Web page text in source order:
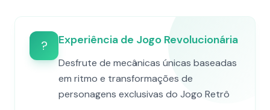
? Experiência de Jogo Revolucionária
Desfrute de mecânicas únicas baseadas
em ritmo e transformações de
personagens exclusivas do Jogo Retrô